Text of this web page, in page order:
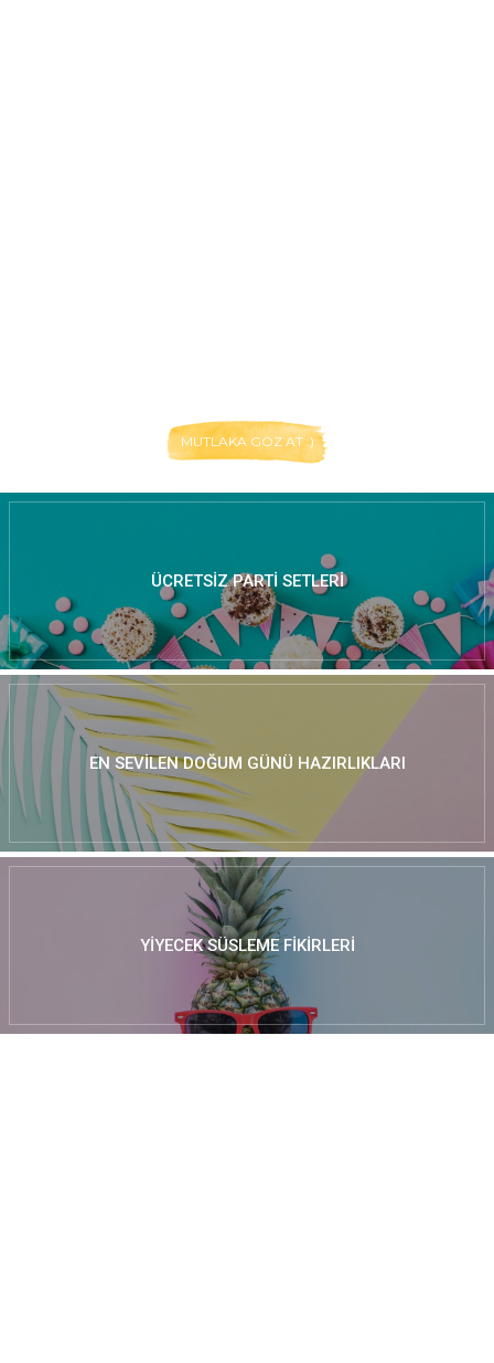
MUTLAKA GÖZ AT :)
ÜCRETSIZ PARTI SETLERI
EN SEVILEN DOĞUM GÜNÜ HAZIRLIKLARI
YIYECEK SÜSLEME FIKIRLERI